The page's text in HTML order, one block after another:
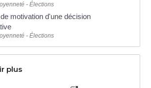
- Élections
motivation d'une décision
- Élections
plus